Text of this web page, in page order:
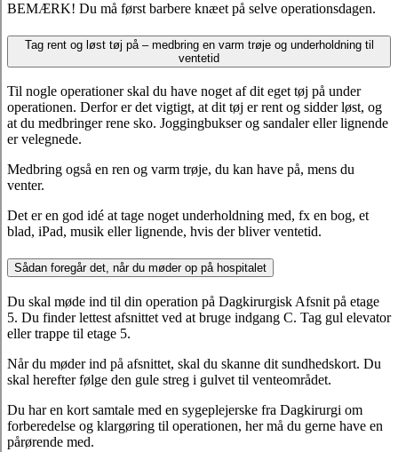
BEMÆRK! Du må først barbere knæet på selve operationsdagen.
Tag rent og løst tøj på – medbring en varm trøje og underholdning til
ventetid
Til nogle operationer skal du have noget af dit eget tøj på under
operationen. Derfor er det vigtigt, at dit tøj er rent og sidder løst, og
at du medbringer rene sko. Joggingbukser og sandaler eller lignende
er velegnede.
Medbring også en ren og varm trøje, du kan have på, mens du
venter.
Det er en god idé at tage noget underholdning med, fx en bog, et
blad, iPad, musik eller lignende, hvis der bliver ventetid.
Sådan foregår det, når du møder op på hospitalet
Du skal møde ind til din operation på Dagkirurgisk Afsnit på etage
5. Du finder lettest afsnittet ved at bruge indgang C. Tag gul elevator
eller trappe til etage 5.
Når du møder ind på afsnittet, skal du skanne dit sundhedskort. Du
skal herefter følge den gule streg i gulvet til venteområdet.
Du har en kort samtale med en sygeplejerske fra Dagkirurgi om
forberedelse og klargøring til operationen, her må du gerne have en
pårørende med.